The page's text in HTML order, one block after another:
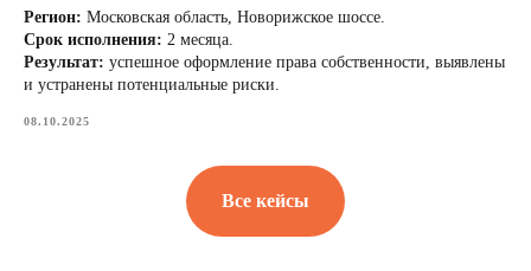
Регион: Московская область, Новорижское шоссе.
Срок исполнения: 2 месяца.
Результат: успешное оформление права собственности, выявлены
и устранены потенциальные риски.
08.10.2025
Все кейсы